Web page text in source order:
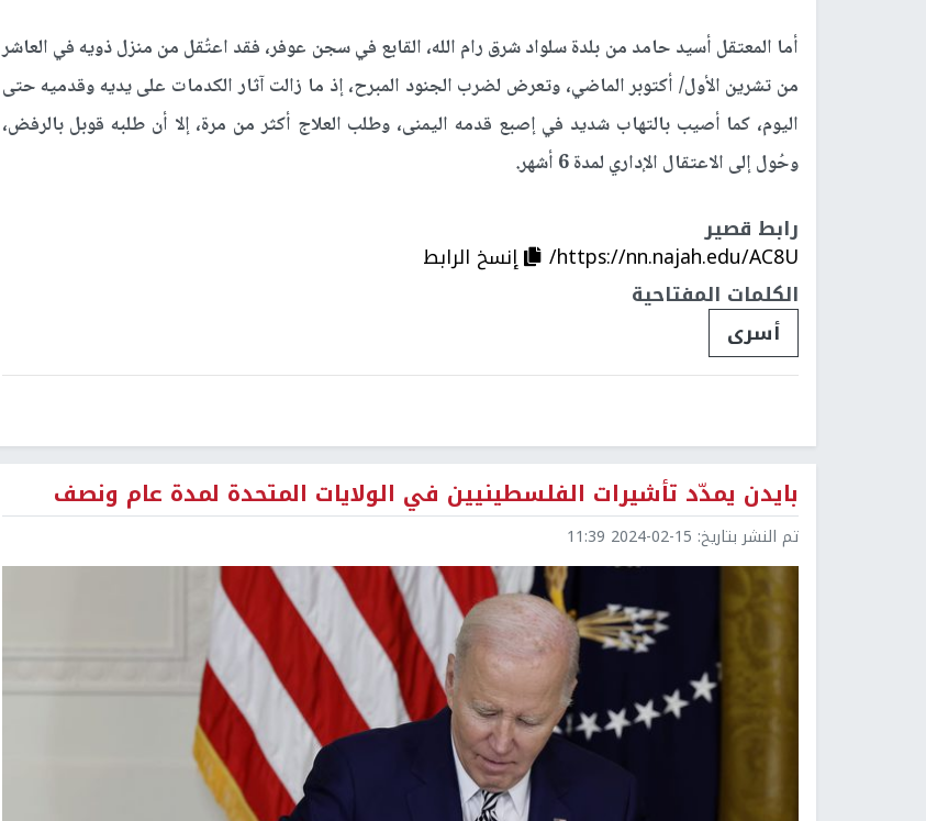
أما المعتقل أسيد حامد من بلدة سلواد شرق رام الله، القابع في سجن عوفر، فقد اعتُقل من منزل ذويه في العاشر
من تشرين الأول/ أكتوبر الماضي، وتعرض لضرب الجنود المبرح، إذ ما زالت آثار الكدمات على يديه وقدميه حتى
اليوم، كما أصيب بالتهاب شديد في إصبع قدمه اليمنى، وطلب العلاج أكثر من مرة، إلا أن طلبه قوبل بالرفض،
وحُول إلى الاعتقال الإداري لمدة 6 أشهر.
رابط قصير
https://nn.najah.edu/AC8U/
إنسخ الرابط
الكلمات المفتاحية
أسرى
بايدن يمدّد تأشيرات الفلسطينيين في الولايات المتحدة لمدة عام ونصف
تم النشر بتاريخ: 2024-02-15 11:39